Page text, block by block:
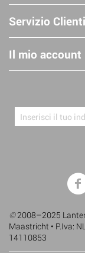
Servizio Clienti
Il mio account
©2008–2025
Maastricht • P.Iva:
14110853